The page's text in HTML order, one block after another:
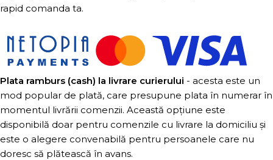
rapid comanda ta.
Plata ramburs (cash) la livrare curierului - acesta este un
mod popular de plată, care presupune plata în numerar în
momentul livrării comenzii. Această opțiune este
disponibilă doar pentru comenzile cu livrare la domiciliu și
este o alegere convenabilă pentru persoanele care nu
doresc să plătească în avans.